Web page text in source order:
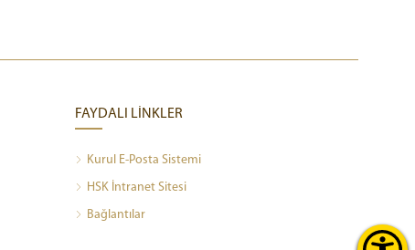
FAYDALI LİNKLER
Kurul E-Posta Sistemi
HSK İntranet Sitesi
Bağlantılar